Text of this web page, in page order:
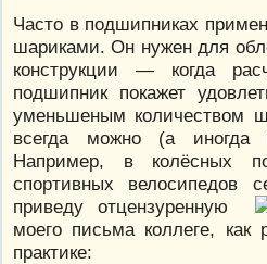
Часто в подшипниках
шариками. Он нужен для
конструкции — когда
подшипник покажет
уменьшеным количеством
всегда можно (а иногда
Например, в колёсных
спортивных велосипедов
приведу отцензуренную
моего письма коллеге, как
практике: